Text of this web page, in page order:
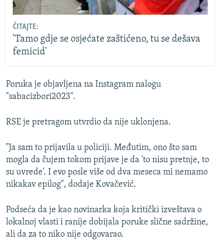
ČITAJTE:
'Tamo gdje se osjećate zaštićeno, tu se dešava
femicid'
Poruka je objavljena na Instagram nalogu
"sabacizbori2023".
RSE je pretragom utvrdio da nije uklonjena.
"Ja sam to prijavila u policiji. Međutim, ono što sam
mogla da čujem tokom prijave je da 'to nisu pretnje, to
su uvrede'. I evo posle više od dva meseca mi nemamo
nikakav epilog", dodaje Kovačević.
Podseća da je kao novinarka koja kritički izveštava o
lokalnoj vlasti i ranije dobijala poruke slične sadržine,
ali da za to niko nije odgovarao.